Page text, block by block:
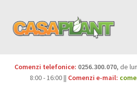
Pesticide
Comenzi telefonice: 0256.300.070, de
8:00 - 16:00 || Comenzi e-mail: